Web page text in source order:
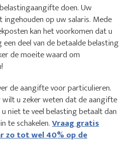
doen. Uw
op uw salaris. Mede
kan het voorkomen dat u
deel van de betaalde belasting
de moeite waard om
de aangifte voor particulieren.
u zeker weten dat de aangifte
niet te veel belasting betaalt dan
te schakelen.Vraag gratis
zo tot wel 40% op de